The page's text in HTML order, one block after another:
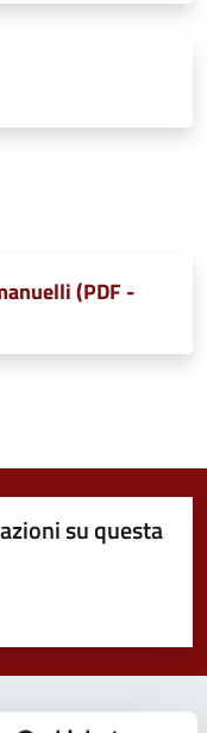
(PDF -
su questa